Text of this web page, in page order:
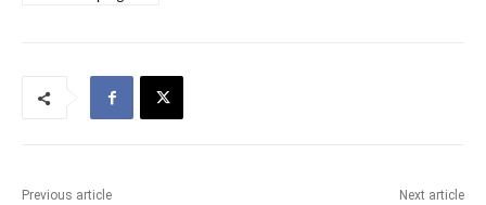
Previous article Next article